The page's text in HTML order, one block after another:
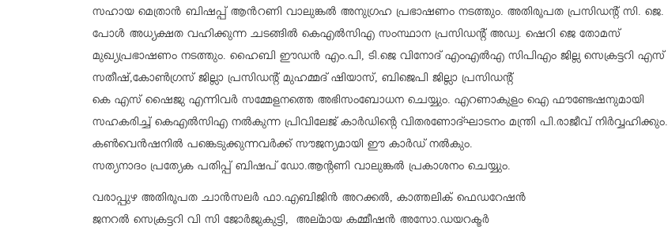
സഹായ മെത്രാൻ ബിഷപ്പ് ആൻറണി വാലുങ്കൽ അനുഗ്രഹ പ്രഭാഷണം നടത്തും. അതിരൂപത പ്രസിഡൻ്റ് സി. ജെ.
പോൾ അധ്യക്ഷത വഹിക്കുന്ന ചടങ്ങിൽ കെഎൽസിഎ സംസ്ഥാന പ്രസിഡന്റ് അഡ്വ. ഷെറി ജെ തോമസ്
മുഖ്യപ്രഭാഷണം നടത്തും. ഹൈബി ഈഡൻ എം.പി, ടി.ജെ വിനോദ് എംഎൽഎ സിപിഎം ജില്ല സെക്രട്ടറി എസ്
സതീഷ്,കോൺഗ്രസ് ജില്ലാ പ്രസിഡന്റ് മുഹമ്മദ് ഷിയാസ്, ബിജെപി ജില്ലാ പ്രസിഡന്റ്
കെ എസ് ഷൈജു എന്നിവർ സമ്മേളനത്തെ അഭിസംബോധന ചെയ്യും. എറണാകുളം ഐ ഫൗണ്ടേഷനുമായി
സഹകരിച്ച് കെഎൽസിഎ നൽകുന്ന പ്രിവിലേജ് കാർഡിൻ്റെ വിതരണോദ്ഘാടനം മന്ത്രി പി.രാജീവ് നിർവ്വഹിക്കും.
കൺവെൻഷനിൽ പങ്കെടുക്കുന്നവർക്ക് സൗജന്യമായി ഈ കാർഡ് നൽകും.
സത്യനാദം പ്രത്യേക പതിപ്പ് ബിഷപ് ഡോ.ആന്റണി വാലുങ്കൽ പ്രകാശനം ചെയ്യും.
വരാപ്പുഴ അതിരൂപത ചാൻസലർ ഫാ.എബിജിൻ അറക്കൽ, കാത്തലിക് ഫെഡറേഷൻ
ജനറൽ സെക്രട്ടറി വി സി ജോർജുകുട്ടി, അല്മായ കമ്മീഷൻ അസോ.ഡയറക്ടർ